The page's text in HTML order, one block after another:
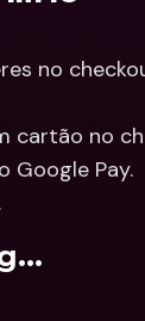
no
cartão no
Google Pay.
.